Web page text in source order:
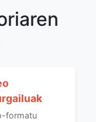
formatu